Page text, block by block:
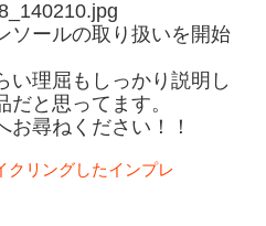
ソールの取り扱いを開始
い理屈もしっかり説明し
と思ってます。
お尋ねください！！
クリングしたインプレ